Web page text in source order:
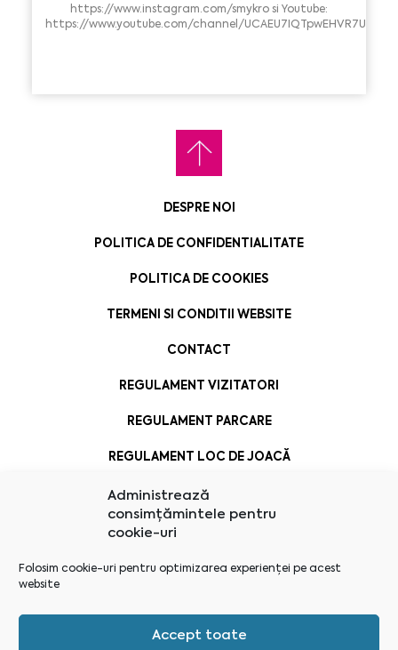
Administrează
consimțămintele pentru
cookie-uri
Folosim cookie-uri pentru optimizarea experienței pe acest
website
Accept toate
https://www.instagram.com/smykro si Youtube:
https://www.youtube.com/channel/
DESPRE NOI
POLITICA DE CONFIDENTIALITATE
POLITICA DE COOKIES
TERMENI SI CONDITII WEBSITE
CONTACT
REGULAMENT VIZITATORI
REGULAMENT PARCARE
REGULAMENT LOC DE JOACĂ